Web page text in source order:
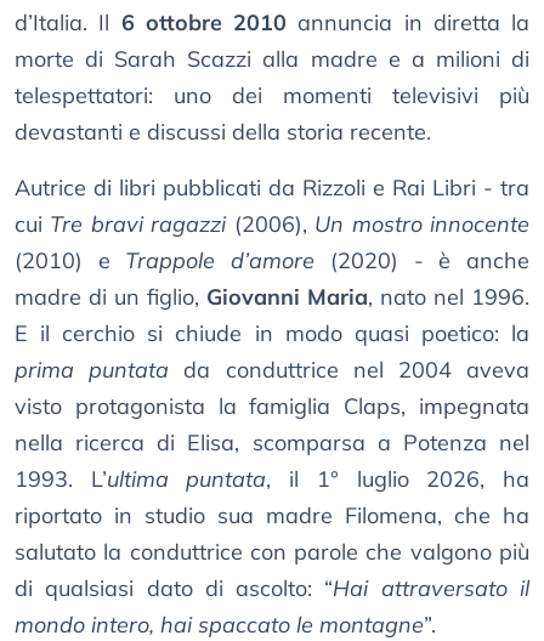
d’Italia. Il 6 ottobre 2010 annuncia in diretta la
morte di Sarah Scazzi alla madre e a milioni di
telespettatori: uno dei momenti televisivi più
devastanti e discussi della storia recente.
Autrice di libri pubblicati da Rizzoli e Rai Libri - tra
cui Tre bravi ragazzi(2006), Un mostro innocente
(2010) e Trappole d’amore (2020) - è anche
madre di un figlio, Giovanni Maria, nato nel 1996.
E il cerchio si chiude in modo quasi poetico: la
prima puntata da conduttrice nel 2004 aveva
visto protagonista la famiglia Claps, impegnata
nella ricerca di Elisa, scomparsa a Potenza nel
1993. L’ultima puntata, il 1° luglio 2026, ha
riportato in studio sua madre Filomena, che ha
salutato la conduttrice con parole che valgono più
di qualsiasi dato di ascolto: “Hai attraversato il
mondo intero, hai spaccato le montagne”.